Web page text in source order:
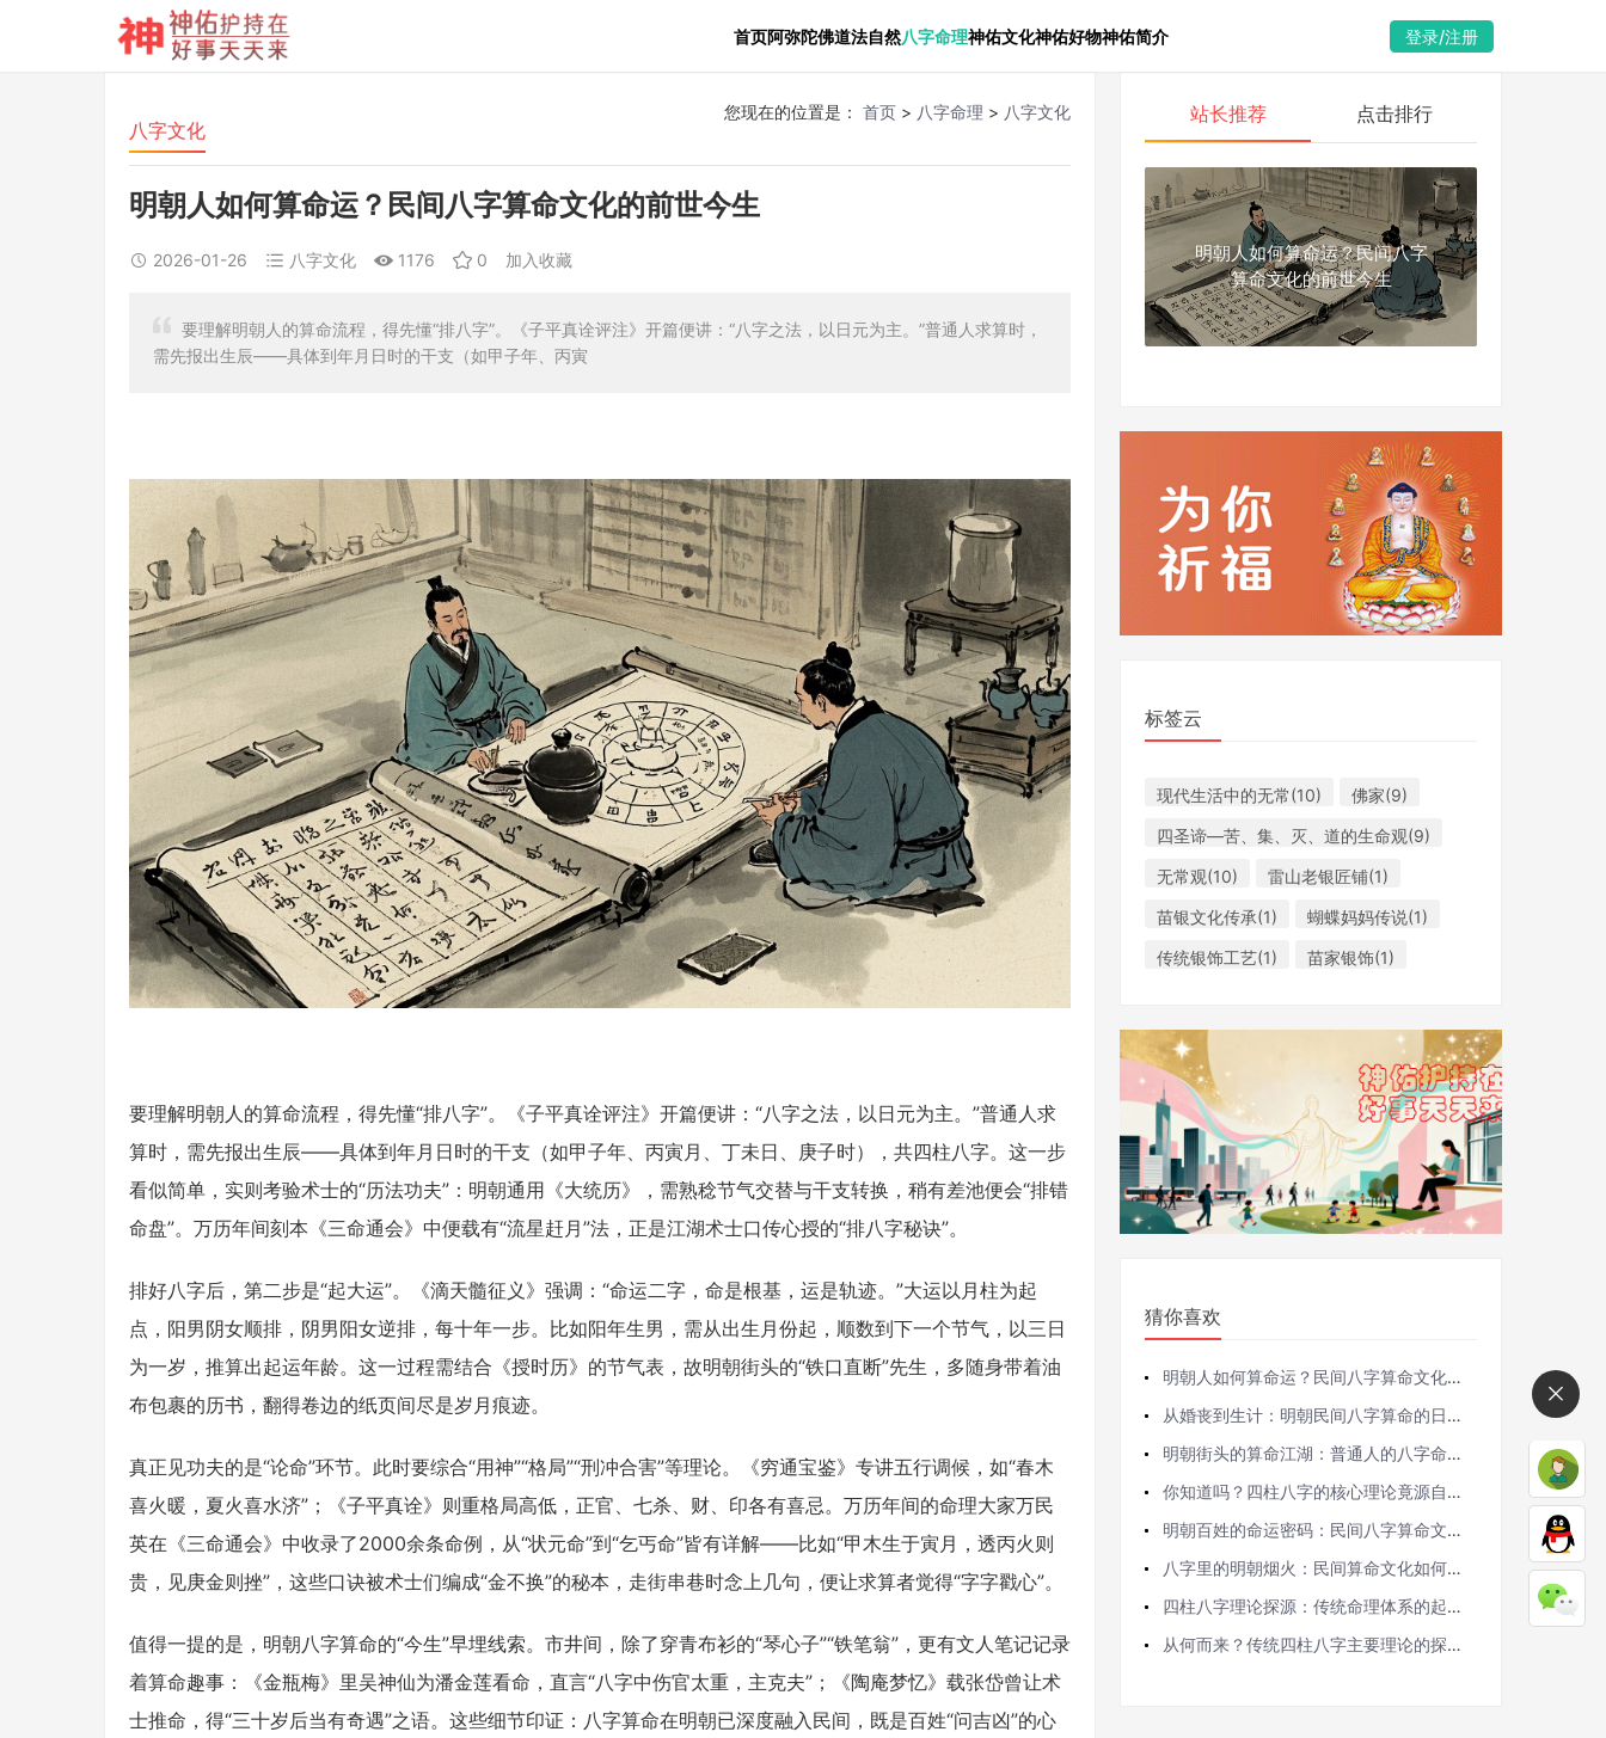
首页阿弥陀佛道法自然八字命理神佑文化神佑好物神佑简介 登录/注册
您现在的位置是： 首页 > 八字命理 > 八字文化
八字文化
明朝人如何算命运？民间八字算命文化的前世今生
2026-01-26 八字文化 1176 0 加入收藏
要理解明朝人的算命流程，得先懂“排八字”。《子平真诠评注》开篇便讲：“八字之法，以日元为主。”普通人求算时，
需先报出生辰——具体到年月日时的干支（如甲子年、丙寅
要理解明朝人的算命流程，得先懂“排八字”。《子平真诠评注》开篇便讲：“八字之法，以日元为主。”普通人求
算时，需先报出生辰——具体到年月日时的干支（如甲子年、丙寅月、丁未日、庚子时），共四柱八字。这一步
看似简单，实则考验术士的“历法功夫”：明朝通用《大统历》，需熟稔节气交替与干支转换，稍有差池便会“排错
命盘”。万历年间刻本《三命通会》中便载有“流星赶月”法，正是江湖术士口传心授的“排八字秘诀”。
排好八字后，第二步是“起大运”。《滴天髓征义》强调：“命运二字，命是根基，运是轨迹。”大运以月柱为起
点，阳男阴女顺排，阴男阳女逆排，每十年一步。比如阳年生男，需从出生月份起，顺数到下一个节气，以三日
为一岁，推算出起运年龄。这一过程需结合《授时历》的节气表，故明朝街头的“铁口直断”先生，多随身带着油
布包裹的历书，翻得卷边的纸页间尽是岁月痕迹。
真正见功夫的是“论命”环节。此时要综合“用神”“格局”“刑冲合害”等理论。《穷通宝鉴》专讲五行调候，如“春木
喜火暖，夏火喜水济”；《子平真诠》则重格局高低，正官、七杀、财、印各有喜忌。万历年间的命理大家万民
英在《三命通会》中收录了2000余条命例，从“状元命”到“乞丐命”皆有详解——比如“甲木生于寅月，透丙火则
贵，见庚金则挫”，这些口诀被术士们编成“金不换”的秘本，走街串巷时念上几句，便让求算者觉得“字字戳心”。
值得一提的是，明朝八字算命的“今生”早埋线索。市井间，除了穿青布衫的“琴心子”“铁笔翁”，更有文人笔记记录
着算命趣事：《金瓶梅》里吴神仙为潘金莲看命，直言“八字中伤官太重，主克夫”；《陶庵梦忆》载张岱曾让术
士推命，得“三十岁后当有奇遇”之语。这些细节印证：八字算命在明朝已深度融入民间，既是百姓“问吉凶”的心
站长推荐 点击排行
明朝人如何算命运？民间八字
算命文化的前世今生
标签云
现代生活中的无常(10)
​佛家(9)
​四圣谛​—苦、集、灭、道的生命观(9)
无常观(10)
雷山老银匠铺(1)
苗银文化传承(1)
蝴蝶妈妈传说(1)
传统银饰工艺(1)
苗家银饰(1)
猜你喜欢
明朝人如何算命运？民间八字算命文化的前世今生
从婚丧到生计：明朝民间八字算命的日常应用实录
明朝街头的算命江湖：普通人的八字命理那些事儿
你知道吗？四柱八字的核心理论竟源自这些古老智慧
明朝百姓的命运密码：民间八字算命文化全解析
八字里的明朝烟火：民间算命文化如何影响百姓生活
四柱八字理论探源：传统命理体系的起源密码
从何而来？传统四柱八字主要理论的探源与解析